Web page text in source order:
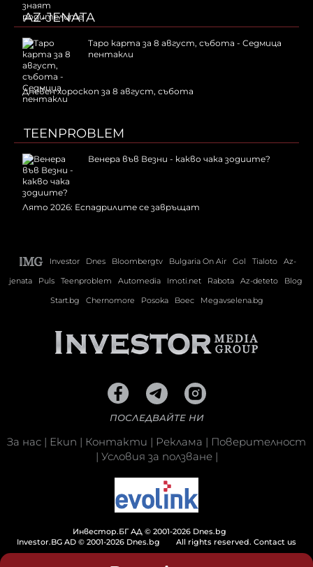
AZ-JENATA
Таро карта за 8 август, събота - Седмица
пентакли
Дневен хороскоп за 8 август, събота
TEENPROBLEM
Венера във Везни - какво чака зодиите?
Лято 2026: Еспадрилите се завръщат
Investor Dnes Bloombergtv Bulgaria On Air Gol Tialoto
Az-
jenata
Puls Teenproblem Automedia Imoti.net Rabota Az-deteto
Blog
Start.bg
Chernomore Posoka Boec Megavselena.bg
ПОСЛЕДВАЙТЕ НИ
За нас | Екип | Контакти | Реклама | Поверителност
| Условия за ползване|
Инвестор.БГ АД © 2001-2026 Dnes.bg
Investor.BG AD © 2001-2026 Dnes.bg
All rights reserved. Contact us